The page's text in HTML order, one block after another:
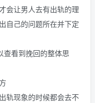
会让男人去有出轨的理
自己的问题所在并下定
查看到挽回的整体思
轨现象的时候都会去不